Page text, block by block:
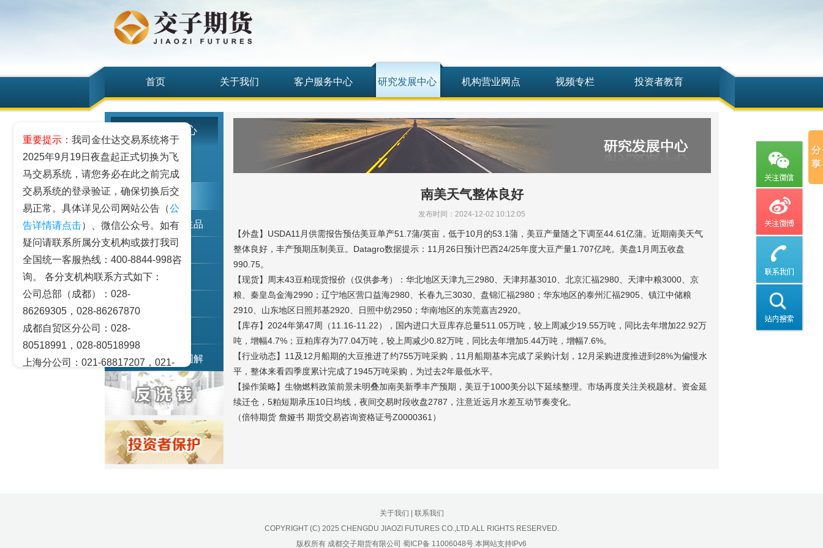
首页 关于我们 客户服务中心 研究发展中心 机构营业网点 视频专栏 投资者教育
研究发展中心
工业品
农业品
金融期货和衍生品
指数类期货
交易策论
宏观金融数据图解
南美天气整体良好
发布时间：2024-12-02 10:12:05
【外盘】USDA11月供需报告预估美豆单产51.7蒲/英亩，低于10月的53.1蒲，美豆产量随之下调至44.61亿蒲。近期南美天气
整体良好，丰产预期压制美豆。Datagro数据提示：11月26日预计巴西24/25年度大豆产量1.707亿吨。美盘1月周五收盘
990.75。
【现货】周末43豆粕现货报价（仅供参考）：华北地区天津九三2980、天津邦基3010、北京汇福2980、天津中粮3000、京
粮、秦皇岛金海2990；辽宁地区营口益海2980、长春九三3030、盘锦汇福2980；华东地区的泰州汇福2905、镇江中储粮
2910、山东地区日照邦基2920、日照中纺2950；华南地区的东莞嘉吉2920。
【库存】2024年第47周（11.16-11.22），国内进口大豆库存总量511.05万吨，较上周减少19.55万吨，同比去年增加22.92万
吨，增幅4.7%；豆粕库存为77.04万吨，较上周减少0.82万吨，同比去年增加5.44万吨，增幅7.6%。
【行业动态】11及12月船期的大豆推进了约755万吨采购，11月船期基本完成了采购计划，12月采购进度推进到28%为偏慢水
平，整体来看四季度累计完成了1945万吨采购，为过去2年最低水平。
【操作策略】生物燃料政策前景未明叠加南美新季丰产预期，美豆于1000美分以下延续整理。市场再度关注关税题材。资金延
续迁仓，5粕短期承压10日均线，夜间交易时段收盘2787，注意近远月水差互动节奏变化。
（倍特期货 詹娅书 期货交易咨询资格证号Z0000361）
关于我们
联系我们
COPYRIGHT (C) 2025 CHENGDU JIAOZI FUTURES CO.,LTD.ALL RIGHTS RESERVED.
版权所有 成都交子期货有限公司 蜀ICP备 11006048号 本网站支持IPv6
重要提示： 我司金仕达交易系统将于
2025年9月19日夜盘起正式切换为飞
马交易系统，请您务必在此之前完成
交易系统的登录验证，确保切换后交
易正常。具体详见公司网站公告（公
告详情请点击）、微信公众号。如有
疑问请联系所属分支机构或拨打我司
全国统一客服热线：400-8844-998咨
询。 各分支机构联系方式如下：
公司总部（成都）：028-
86269305，028-86267870
成都自贸区分公司：028-
80518991，028-80518998
上海分公司：021-68817207，021-
北京营业部：010-65005128
广州营业部：020-28129909，020-
青岛营业部：0532-83101951、